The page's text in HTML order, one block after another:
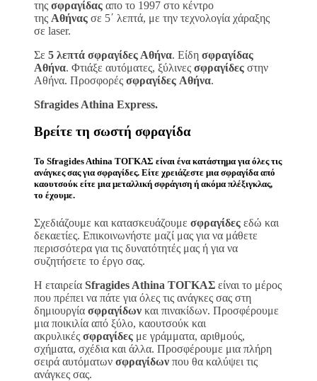
της σφραγίδας απο το 1997 στο κέντρο
της Αθήνας σε 5΄ λεπτά, με την τεχνολογία χάραξης
σε laser.
Σε 5 λεπτά σφραγίδες Αθήνα. Είδη σφραγίδας
Αθήνα. Φτιάξε αυτόματες, ξύλινες σφραγίδες στην
Αθήνα. Προσφορές σφραγίδες Αθήνα.
Sfragides Athina Express.
Βρείτε τη σωστή σφραγίδα
Το Sfragides Athina ΤΟΓΚΑΣ είναι ένα κατάστημα για όλες τις
ανάγκες σας για σφραγίδες. Είτε χρειάζεστε μια σφραγίδα από
καουτσούκ είτε μια μεταλλική σφράγιση ή ακόμα πλέξιγκλας,
το έχουμε.
Σχεδιάζουμε και κατασκευάζουμε σφραγίδες εδώ και
δεκαετίες. Επικοινωνήστε μαζί μας για να μάθετε
περισσότερα για τις δυνατότητές μας ή για να
συζητήσετε το έργο σας.
Η εταιρεία Sfragides Athina ΤΟΓΚΑΣ είναι το μέρος
που πρέπει να πάτε για όλες τις ανάγκες σας στη
δημιουργία σφραγίδων και πινακίδων. Προσφέρουμε
μια ποικιλία από ξύλο, καουτσούκ και
ακρυλικές σφραγίδες με γράμματα, αριθμούς,
σχήματα, σχέδια και άλλα. Προσφέρουμε μια πλήρη
σειρά αυτόματων σφραγίδων που θα καλύψει τις
ανάγκες σας.